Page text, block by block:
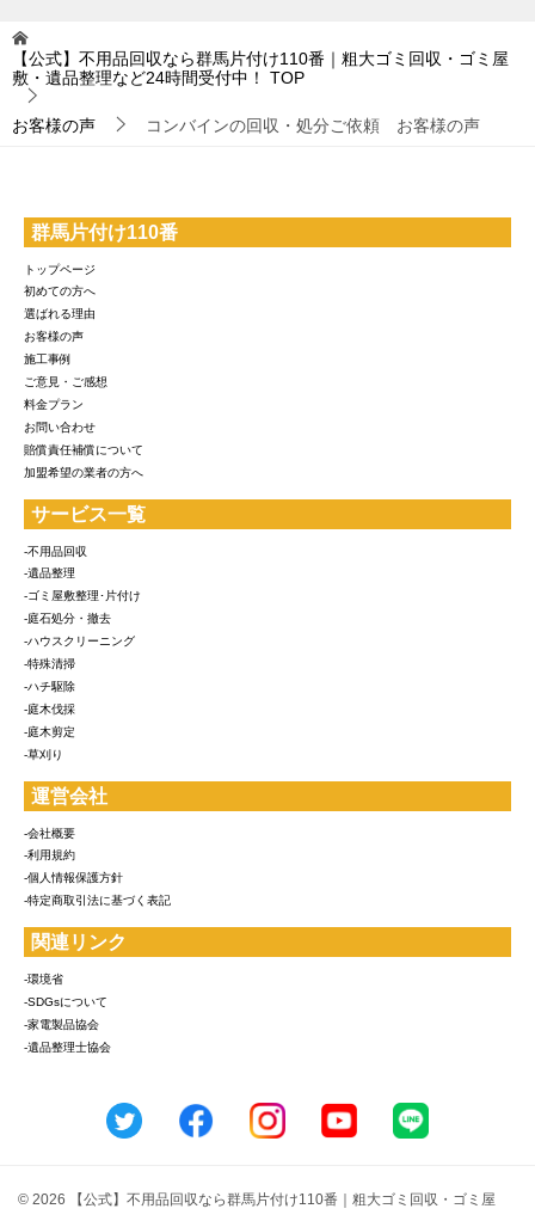
【公式】不用品回収なら群馬片付け110番｜粗大ゴミ回収・ゴミ屋
敷・遺品整理など24時間受付中！
TOP
お客様の声 コンバインの回収・処分ご依頼 お客様の声
群馬片付け110番
トップページ
初めての方へ
選ばれる理由
お客様の声
施工事例
ご意見・ご感想
料金プラン
お問い合わせ
賠償責任補償について
加盟希望の業者の方へ
サービス一覧
-不用品回収
-遺品整理
-ゴミ屋敷整理･片付け
-庭石処分・撤去
-ハウスクリーニング
-特殊清掃
-ハチ駆除
-庭木伐採
-庭木剪定
-草刈り
運営会社
-会社概要
-利用規約
-個人情報保護方針
-特定商取引法に基づく表記
関連リンク
-環境省
-SDGsについて
-家電製品協会
-遺品整理士協会
© 2026 【公式】不用品回収なら群馬片付け110番｜粗大ゴミ回収・ゴミ屋